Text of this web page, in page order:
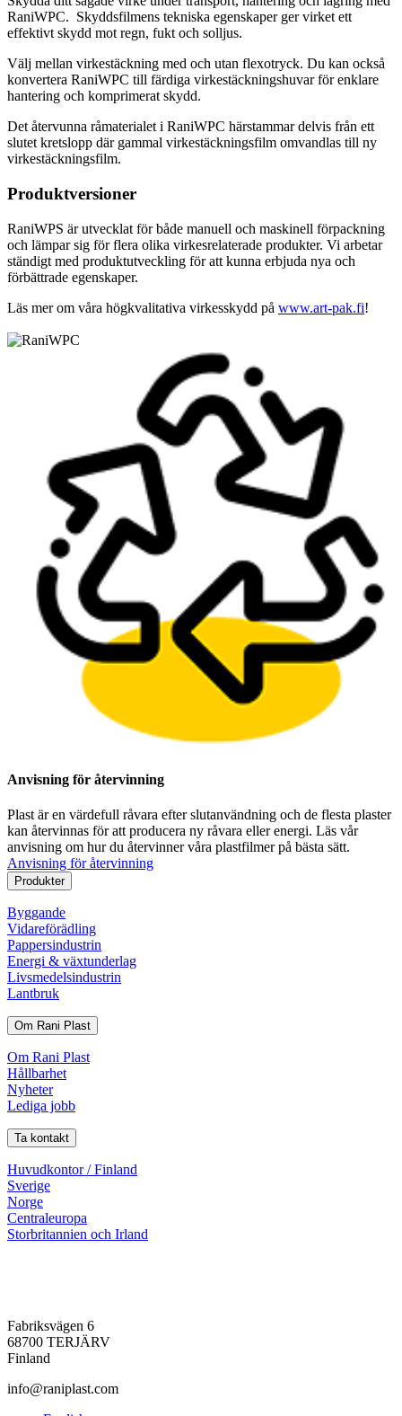
RaniWPC. Skyddsfilmens tekniska egenskaper ger virket ett
effektivt skydd mot regn, fukt och solljus.
Välj mellan virkestäckning med och utan flexotryck. Du kan också
konvertera RaniWPC till färdiga virkestäckningshuvar för enklare
hantering och komprimerat skydd.
Det återvunna råmaterialet i RaniWPC härstammar delvis från ett
slutet kretslopp där gammal virkestäckningsfilm omvandlas till ny
virkestäckningsfilm.
Produktversioner
RaniWPS är utvecklat för både manuell och maskinell förpackning
och lämpar sig för flera olika virkesrelaterade produkter. Vi arbetar
ständigt med produktutveckling för att kunna erbjuda nya och
förbättrade egenskaper.
Läs mer om våra högkvalitativa virkesskydd på www.art-pak.fi!
Anvisning för återvinning
Plast är en värdefull råvara efter slutanvändning och de flesta plaster
kan återvinnas för att producera ny råvara eller energi. Läs vår
anvisning om hur du återvinner våra plastfilmer på bästa sätt.
Anvisning för återvinning
Produkter
Byggande
Vidareförädling
Pappersindustrin
Energi & växtunderlag
Livsmedelsindustrin
Lantbruk
Om Rani Plast
Om Rani Plast
Hållbarhet
Nyheter
Lediga jobb
Ta kontakt
Huvudkontor / Finland
Sverige
Norge
Centraleuropa
Storbritannien och Irland
Fabriksvägen 6
68700 TERJÄRV
Finland
info@raniplast.com